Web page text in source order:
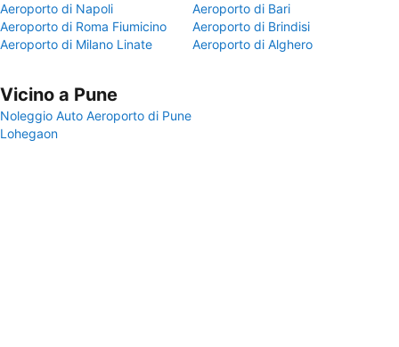
Aeroporto di Napoli
Aeroporto di Bari
Aeroporto di Roma Fiumicino
Aeroporto di Brindisi
Aeroporto di Milano Linate
Aeroporto di Alghero
Vicino a Pune
Noleggio Auto Aeroporto di Pune
Lohegaon